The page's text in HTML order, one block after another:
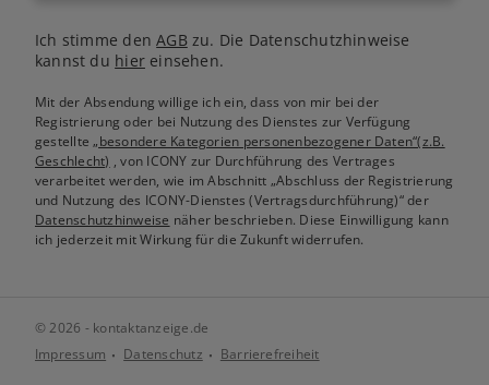
Ich stimme denAGB zu. Die Datenschutzhinweise
kannst du hiereinsehen.
Mit der Absendung willige ich ein, dass von mir bei der
Registrierung oder bei Nutzung des Dienstes zur Verfügung
gestellte„besondere Kategorien personenbezogener Daten“(z.B.
Geschlecht) , von ICONY zur Durchführung des Vertrages
verarbeitet werden, wie im Abschnitt „Abschluss der Registrierung
und Nutzung des ICONY-Dienstes (Vertragsdurchführung)“ der
Datenschutzhinweise näher beschrieben. Diese Einwilligung kann
ich jederzeit mit Wirkung für die Zukunft widerrufen.
© 2026 - kontaktanzeige.de
Impressum
Datenschutz Barrierefreiheit